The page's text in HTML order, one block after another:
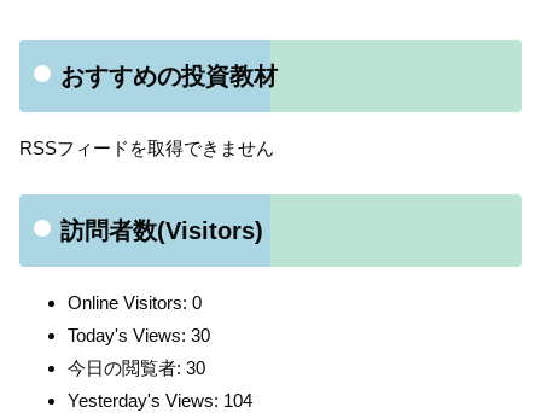
おすすめの投資教材
RSSフィードを取得できません
訪問者数(Visitors)
Online Visitors: 0
Today's Views: 30
今日の閲覧者: 30
Yesterday's Views: 104